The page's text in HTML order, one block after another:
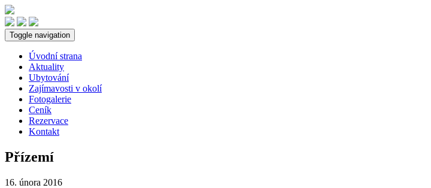
Toggle navigation
Úvodní strana
Aktuality
Ubytování
Zajímavosti v okolí
Fotogalerie
Ceník
Rezervace
Kontakt
Přízemí
16. února 2016